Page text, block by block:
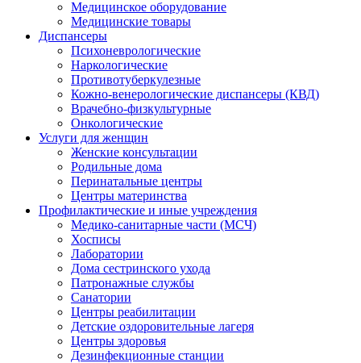
Медицинское оборудование
Медицинские товары
Диспансеры
Психоневрологические
Наркологические
Противотуберкулезные
Кожно-венерологические диспансеры (КВД)
Врачебно-физкультурные
Онкологические
Услуги для женщин
Женские консультации
Родильные дома
Перинатальные центры
Центры материнства
Профилактические и иные учреждения
Медико-санитарные части (МСЧ)
Хосписы
Лаборатории
Дома сестринского ухода
Патронажные службы
Санатории
Центры реабилитации
Детские оздоровительные лагеря
Центры здоровья
Дезинфекционные станции